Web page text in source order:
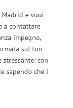
Madrid e vuoi
a contattare
impegno,
sul tuo
stressante: con
sapendo che i